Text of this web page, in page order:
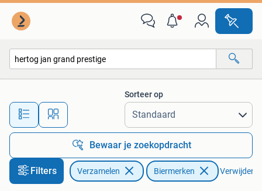
Alle afstanden…
Sorteer op
Bewaar je zoekopdracht
Filters Verzamelen Biermerken Verwijder